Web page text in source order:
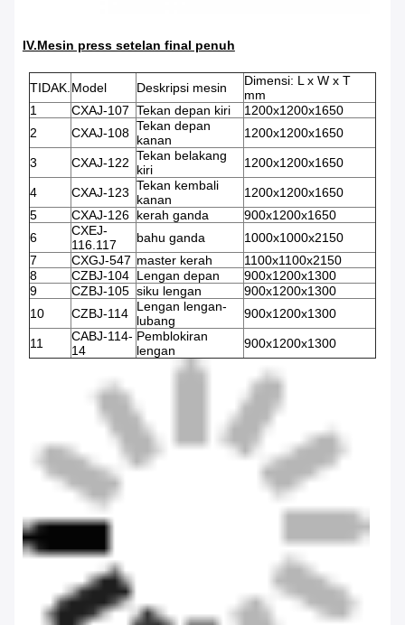
IV.Mesin press setelan final penuh
TIDAK.Model Deskripsi mesin
Dimensi: L x W x T
mm
1
CXAJ-107 Tekan depan kiri
1200x1200x1650
2
CXAJ-108 Tekan depan
kanan
1200x1200x1650
3 CXAJ-122 Tekan belakang
kiri
1200x1200x1650
4 CXAJ-123 Tekan kembali
kanan
1200x1200x1650
5
CXAJ-126 kerah ganda
900x1200x1650
6
CXEJ-
116.117
bahu ganda
1000x1000x2150
7
CXGJ-547 master kerah
1100x1100x2150
8
CZBJ-104 Lengan depan
900x1200x1300
9
CZBJ-105 siku lengan
900x1200x1300
10
CZBJ-114
Lengan lengan-
lubang
900x1200x1300
11
CABJ-114-
14
Pemblokiran
lengan
900x1200x1300